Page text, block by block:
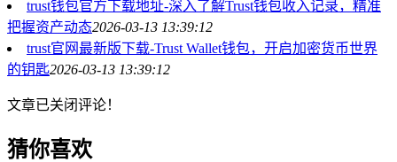
trust钱包官方下载地址-深入了解Trust钱包收入记录，精准
把握资产动态2026-03-13 13:39:12
trust官网最新版下载-Trust Wallet钱包，开启加密货币世界
的钥匙2026-03-13 13:39:12
文章已关闭评论！
猜你喜欢